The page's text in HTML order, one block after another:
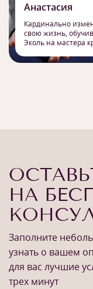
Анастасия
Кардинально
свою жизнь,
Эколь на мастера
НА
Заполните
узнать о вашем
для вас лучшие
трех минут